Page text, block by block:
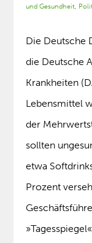
und Gesundheit,
Die Deutsche
die Deutsche
Krankheiten
Lebensmittel
der
sollten
etwa
Prozent